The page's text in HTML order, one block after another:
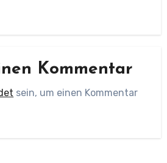
Kommentar
sein, um einen Kommentar